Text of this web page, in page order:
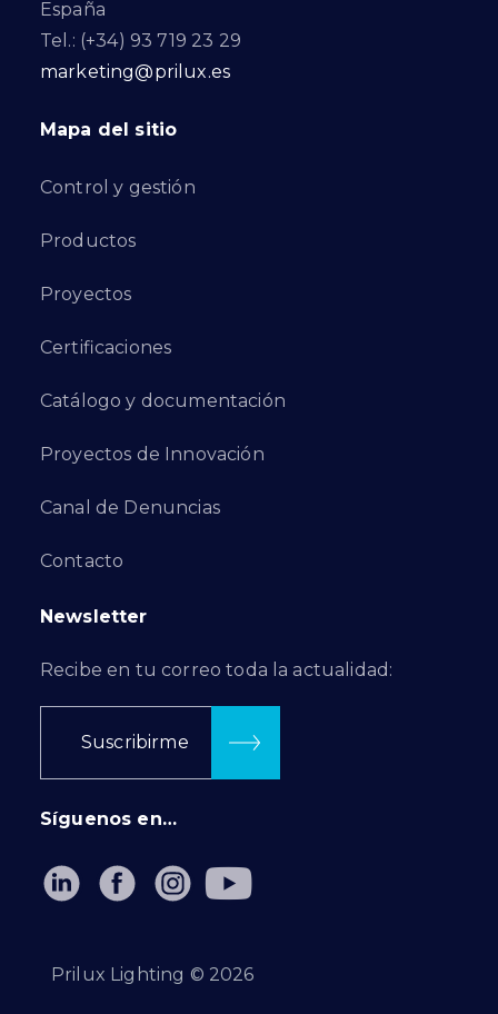
España
Tel.: (+34) 93 719 23 29
marketing@prilux.es
Mapa del sitio
Control y gestión
Productos
Proyectos
Certificaciones
Catálogo y documentación
Proyectos de Innovación
Canal de Denuncias
Contacto
Newsletter
Recibe en tu correo toda la actualidad:
Suscribirme
Síguenos en…
Prilux Lighting © 2026